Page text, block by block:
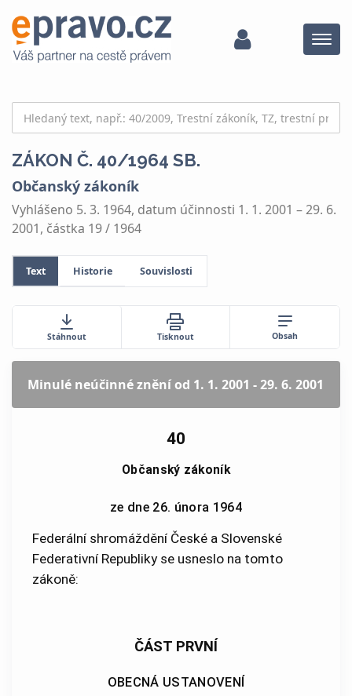
Menu
ZÁKON Č. 40/1964 SB.
Občanský zákoník
Vyhlášeno 5. 3. 1964, datum účinnosti 1. 1. 2001 – 29. 6.
2001, částka 19 / 1964
Text Historie Souvislosti
Stáhnout Tisknout Obsah
Minulé neúčinné zněníod 1. 1. 2001 - 29. 6. 2001
40
Občanský zákoník
ze dne 26. února 1964
Federální shromáždění České a Slovenské
Federativní Republiky se usneslo na tomto
zákoně:
ČÁST PRVNÍ
OBECNÁ USTANOVENÍ